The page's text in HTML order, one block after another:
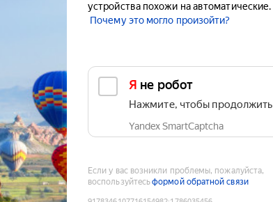
устройства похожи на автоматические.
Почему это могло произойти?
Я не робот
Нажмите, чтобы продолжить
Yandex SmartCaptcha
Если у вас возникли проблемы, пожалуйста,
воспользуйтесьформой обратной связи